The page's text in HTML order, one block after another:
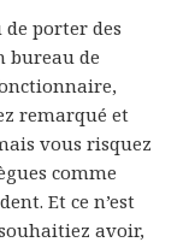
porter des
bureau de
remarqué et
vous risquez
comme
Et ce n’est
avoir,